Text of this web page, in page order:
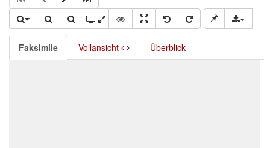
Faksimile Vollansicht Überblick